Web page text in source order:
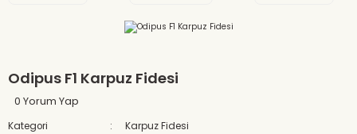
Odipus F1 Karpuz Fidesi
0 Yorum Yap
Kategori
Karpuz Fidesi